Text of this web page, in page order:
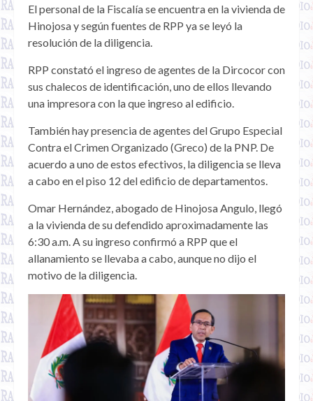
El personal de la Fiscalía se encuentra en la vivienda de
Hinojosa y según fuentes de RPP ya se leyó la
resolución de la diligencia.
RPP constató el ingreso de agentes de la Dircocor con
sus chalecos de identificación, uno de ellos llevando
una impresora con la que ingreso al edificio.
También hay presencia de agentes del Grupo Especial
Contra el Crimen Organizado (Greco) de la PNP. De
acuerdo a uno de estos efectivos, la diligencia se lleva
a cabo en el piso 12 del edificio de departamentos.
Omar Hernández, abogado de Hinojosa Angulo, llegó
a la vivienda de su defendido aproximadamente las
6:30 a.m. A su ingreso confirmó a RPP que el
allanamiento se llevaba a cabo, aunque no dijo el
motivo de la diligencia.